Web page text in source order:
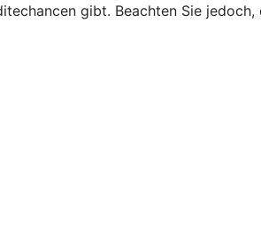
gibt. Beachten Sie